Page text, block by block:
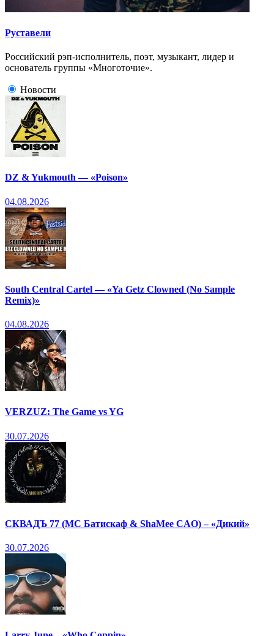
Руставели
Российский рэп-исполнитель, поэт, музыкант, лидер и
основатель группы «Многоточие».
Новости
DZ & Yukmouth — «Poison»
04.08.2026
South Central Cartel — «Ya Getz Clowned (No Sample
Remix)»
04.08.2026
VERZUZ: The Game vs YG
30.07.2026
СКВАДЪ 77 (МС Батискаф & ShaMee CAO) – «Дикий»
30.07.2026